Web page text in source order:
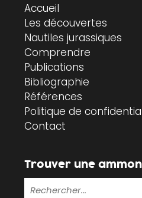
Accueil
Les découvertes
Nautiles jurassiques
Comprendre
Publications
Bibliographie
Références
Politique de
Contact
Trouver une